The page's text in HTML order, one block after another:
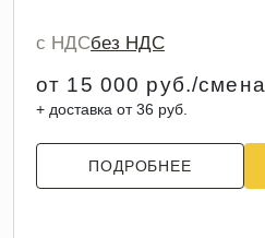
с НДСбез НДС
от 15 000 руб./смена
+ доставка от 36 руб.
ПОДРОБНЕЕ